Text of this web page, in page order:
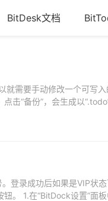
BitDesk文档
就需要手动修改一个可写
击“备份”，会生成以
登录成功后如果是VIP状
。 1.在“BitDock设置”面板